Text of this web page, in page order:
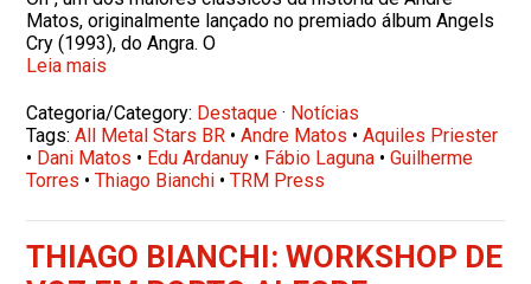
Matos, originalmente lançado no premiado álbum Angels
Cry (1993), do Angra. O
Leia mais
Categoria/Category: Destaque · Notícias
Tags:All Metal Stars BR •Andre Matos •Aquiles Priester
• Dani Matos • Edu Ardanuy • Fábio Laguna •Guilherme
Torres •Thiago Bianchi •TRM Press
THIAGO BIANCHI: WORKSHOP DE